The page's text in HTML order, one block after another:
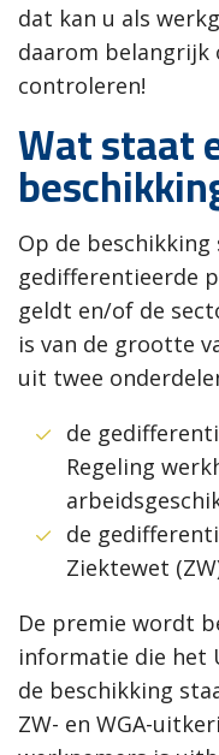
dat kan u als
daarom belangrijk
controleren!
Wat staat
Op de
gedifferentieerde
geldt en/of de
is van de grootte
uit twee
de
Regeling
de
Ziektewet
De premie wordt
informatie die het
de beschikking
ZW- en WGA-